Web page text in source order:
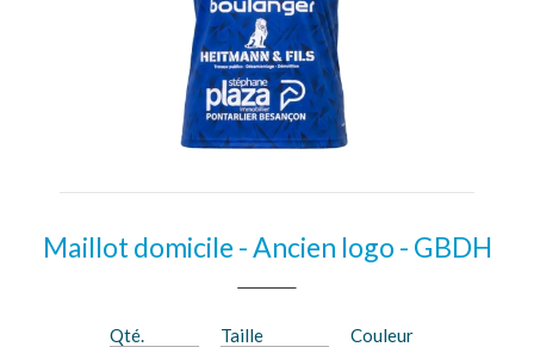
Maillot domicile - Ancien logo - GBDH
Qté. Taille Couleur